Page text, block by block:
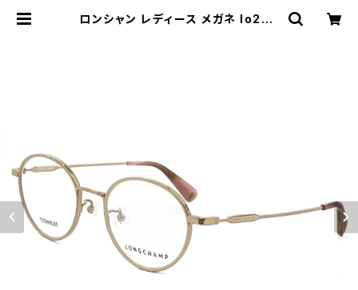
ロンシャン レディース メガネ lo250